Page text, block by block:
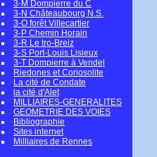
3-M Dompierre du C
3-N Châteaubourg N.S.
3-O forêt Villecartier
3-P Chemin Horain
3-R Le tro-Breiz
3-S Port-Louis Lisieux
3-T Dompierre à Vendel
Riedones et Coriosolite
La cité de Condate
la cité d'Alet
MILLIAIRES-GENERALITES
GEOMETRIE DES VOIES
Bibliographie
Sites internet
Milliaires de Rennes